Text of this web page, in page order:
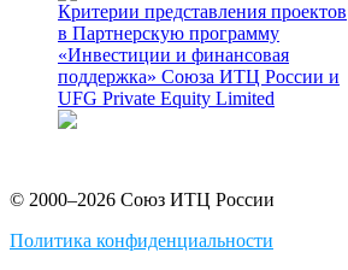
Критерии представления проектов
в Партнерскую программу
«Инвестиции и финансовая
поддержка» Союза ИТЦ России и
UFG Private Equity Limited
© 2000–2026 Союз ИТЦ России
Политика конфиденциальности